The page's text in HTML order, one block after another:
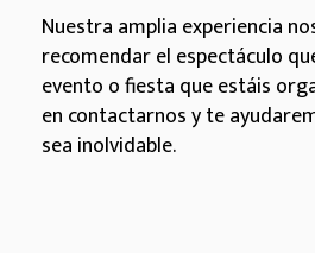
Nuestra amplia experiencia
recomendar el espectáculo
evento o fiesta que estáis
en contactarnos y te
sea inolvidable.